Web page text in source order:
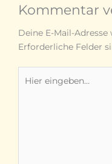
Kommentar
Deine E-Mail-
Erforderliche Felder
eingeben…